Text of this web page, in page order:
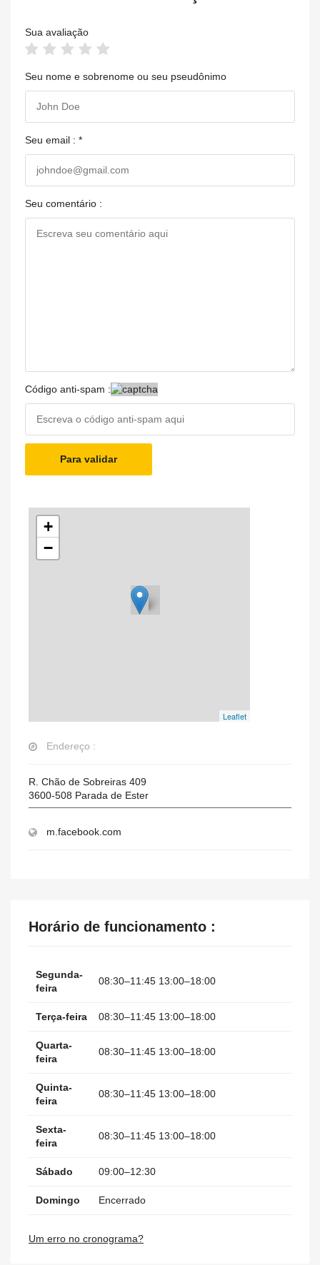
Sua avaliação
Seu nome e sobrenome ou seu pseudônimo
Seu email : *
Seu comentário :
Código anti-spam :
Para validar
+
−
Leaflet
Endereço :
R. Chão de Sobreiras 409
3600-508 Parada de Ester
m.facebook.com
Horário de funcionamento :
Segunda-
feira
08:30–11:45 13:00–18:00
Terça-feira 08:30–11:45 13:00–18:00
Quarta-
feira
08:30–11:45 13:00–18:00
Quinta-
feira
08:30–11:45 13:00–18:00
Sexta-
feira
08:30–11:45 13:00–18:00
Sábado 09:00–12:30
Domingo Encerrado
Um erro no cronograma?